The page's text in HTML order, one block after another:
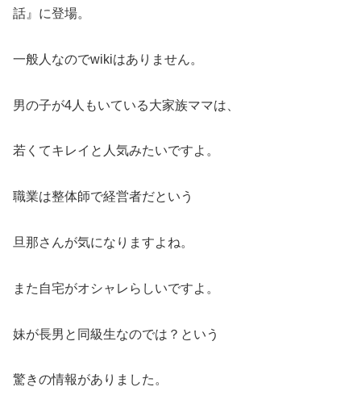
話』に登場。
一般人なのでwikiはありません。
男の子が4人もいている大家族ママは、
若くてキレイと人気みたいですよ。
職業は整体師で経営者だという
旦那さんが気になりますよね。
また自宅がオシャレらしいですよ。
妹が長男と同級生なのでは？という
驚きの情報がありました。